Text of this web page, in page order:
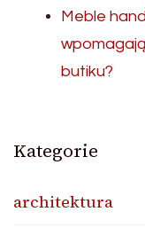
Meble
butiku?
Kategorie
architektura